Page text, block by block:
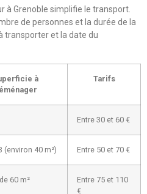
à Grenoble simplifie le transport.
de personnes et la durée de la
transporter et la date du
à
Tarifs
Entre 30 et 60 €
(environ 40 m²) Entre 50 et 70 €
60 m²
Entre 75 et 110
€